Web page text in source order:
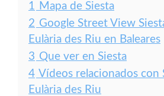
1 Mapa de Siesta
2 Google Street View
Eulària des Riu en Baleares
3 Que ver en Siesta
4 Vídeos relacionados con
Eulària des Riu